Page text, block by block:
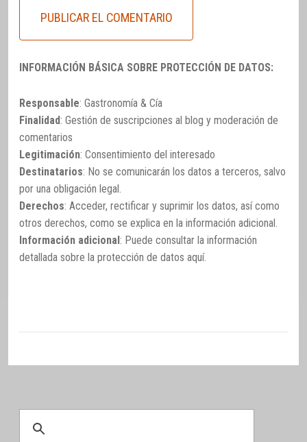
INFORMACIÓN BÁSICA SOBRE PROTECCIÓN DE DATOS:
Responsable: Gastronomía & Cía
Finalidad: Gestión de suscripciones al blog y moderación de
comentarios
Legitimación: Consentimiento del interesado
Destinatarios: No se comunicarán los datos a terceros, salvo
por una obligación legal.
Derechos: Acceder, rectificar y suprimir los datos, así como
otros derechos, como se explica en la información adicional.
Información adicional : Puede consultar la información
detallada sobre la protección de datos aquí.